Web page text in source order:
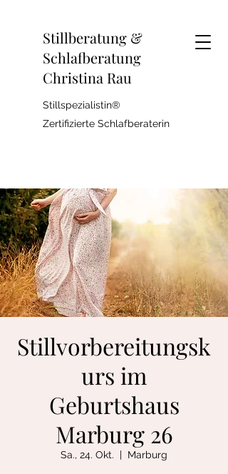
Stillberatung &
Schlafberatung
Christina Rau
Stillspezialistin®
Zertifizierte Schlafberaterin
Stillvorbereitungsk
urs im
Geburtshaus
Marburg 26
Sa., 24. Okt.
  |
Marburg